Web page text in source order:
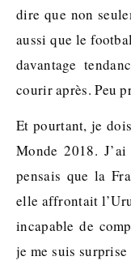
dire que non
aussi que le
davantage
courir après. Peu
Et pourtant, je
Monde 2018.
pensais que la
elle affrontait
incapable de
je me suis